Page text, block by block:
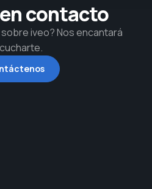
contacto
iveo? Nos encantará